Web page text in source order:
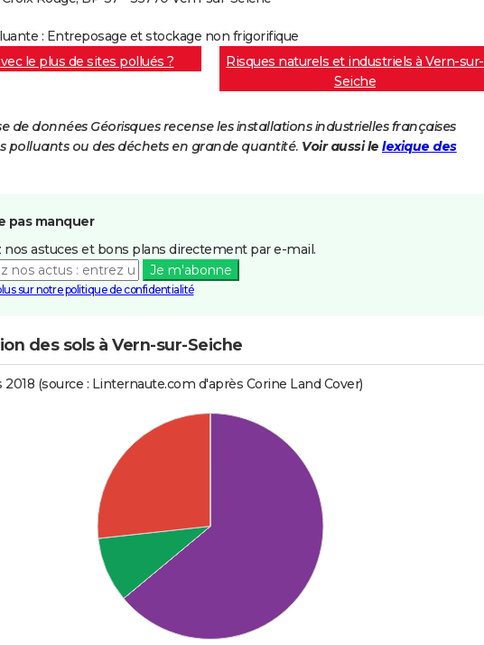
: Entreposage et stockage non frigorifique
le plus de sites pollués ?
Risques naturels et industriels à Vern-sur-
Seiche
de données Géorisques recense les installations industrielles françaises
polluants ou des déchets en grande quantité. Voir aussi le lexique des
pas manquer
nos astuces et bons plans directement par e-mail.
Je m'abonne
sur notre politique de confidentialité
des sols à Vern-sur-Seiche
2018 (source : Linternaute.com d'après Corine Land Cover)